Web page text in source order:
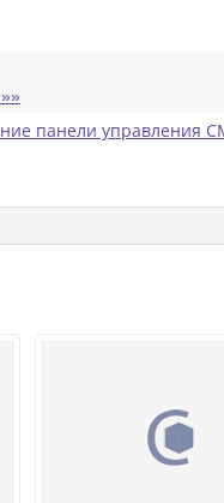
панели управления